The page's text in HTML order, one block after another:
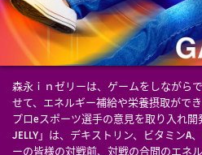
森永ｉｎゼリーは、ゲームをしながら
せて、エネルギー補給や栄養摂取がで
プロeスポーツ選手の意見を取り入れ開
JELLY」は、デキストリン、ビタミンA
ーの皆様の対戦前、対戦の合間のエネ